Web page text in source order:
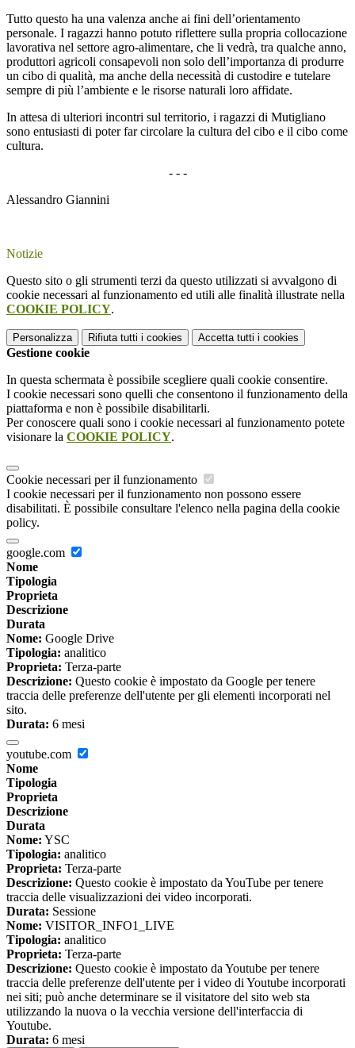
Tutto questo ha una valenza anche ai fini dell’orientamento
personale. I ragazzi hanno potuto riflettere sulla propria collocazione
lavorativa nel settore agro-alimentare, che li vedrà, tra qualche anno,
produttori agricoli consapevoli non solo dell’importanza di produrre
un cibo di qualità, ma anche della necessità di custodire e tutelare
sempre di più l’ambiente e le risorse naturali loro affidate.
In attesa di ulteriori incontri sul territorio, i ragazzi di Mutigliano
sono entusiasti di poter far circolare la cultura del cibo e il cibo come
cultura.
- - -
Alessandro Giannini
Notizie
Questo sito o gli strumenti terzi da questo utilizzati si avvalgono di
cookie necessari al funzionamento ed utili alle finalità illustrate nella
COOKIE POLICY.
Personalizza Rifiuta tutti i cookies Accetta tutti i cookies
Gestione cookie
In questa schermata è possibile scegliere quali cookie consentire.
I cookie necessari sono quelli che consentono il funzionamento della
piattaforma e non è possibile disabilitarli.
Per conoscere quali sono i cookie necessari al funzionamento potete
visionare la COOKIE POLICY.
Cookie necessari per il funzionamento
I cookie necessari per il funzionamento non possono essere
disabilitati. È possibile consultare l'elenco nella pagina della cookie
policy.
google.com
Nome
Tipologia
Proprieta
Descrizione
Durata
Nome: Google Drive
Tipologia: analitico
Proprieta: Terza-parte
Descrizione: Questo cookie è impostato da Google per tenere
traccia delle preferenze dell'utente per gli elementi incorporati nel
sito.
Durata: 6 mesi
youtube.com
Nome
Tipologia
Proprieta
Descrizione
Durata
Nome: YSC
Tipologia: analitico
Proprieta: Terza-parte
Descrizione: Questo cookie è impostato da YouTube per tenere
traccia delle visualizzazioni dei video incorporati.
Durata: Sessione
Nome: VISITOR_INFO1_LIVE
Tipologia: analitico
Proprieta: Terza-parte
Descrizione: Questo cookie è impostato da Youtube per tenere
traccia delle preferenze dell'utente per i video di Youtube incorporati
nei siti; può anche determinare se il visitatore del sito web sta
utilizzando la nuova o la vecchia versione dell'interfaccia di
Youtube.
Durata: 6 mesi